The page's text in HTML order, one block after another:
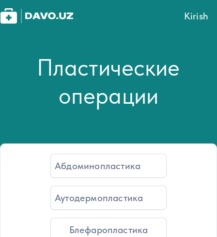
Kirish
Пластические
операции
Абдоминопластика
Аутодермопластика
Блефаропластика